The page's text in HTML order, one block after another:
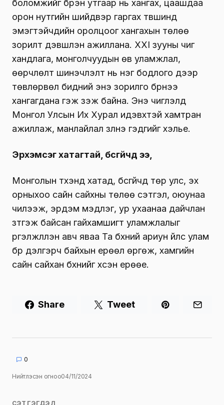
боломжийг бүрэн утгаар нь хангах, цаашдаа
орон нутгийн шийдвэр гаргах түвшинд
эмэгтэйчүүдийн оролцоог хангахын төлөө
зорилт дэвшүүлэн ажиллана. XXI зууны чиг
хандлага, монголчуудын өв уламжлал,
өөрчлөлт шинэчлэлт нь нэг бодлого дээр
төвлөрвөл бидний энэ зорилго бүрнээ
хангагдана гэж үзэж байна. Энэ чиглэлд
Монгол Улсын Их Хурал идэвхтэй хамтран
ажиллаж, манлайлал үзүүлнэ гэдгийг хэлье.
Эрхэмсэг хатагтай, бүсгүйчүүд ээ,
Монголын түүхэнд хатад, бүсгүйчүүд төр улс, эх
орныхоо сайн сайхны төлөө сэтгэл, оюунаа
чилээж, эрдэм мэдлэг, ур ухаанаа дайчлан
зүтгэж байсан гайхамшигт уламжлалыг
үргэлжлүүлэн авч яваа Та бүхний ариун үйлс улам
бүр дэлгэрч байхын ерөөл өргөж, хамгийн
сайн сайхан бүхнийг хүсэн ерөөе.
Share Tweet
0
Нийтлэсэн огноо04/11/2024
СЭТГЭГДЭЛ